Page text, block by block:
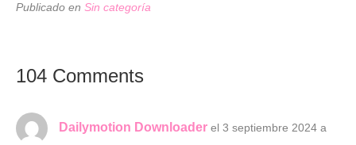
Publicado en Sin categoría
104 Comments
Dailymotion Downloader el 3 septiembre 2024 a